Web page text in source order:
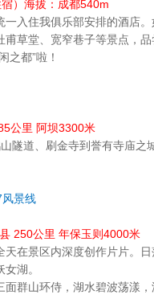
）海拔：成都540m
入住我俱乐部安排的酒店
草堂、宽窄巷子等景点，
之都”啦！
公里 阿坝3300米
隧道、刷金寺到誉有寺庙之
景线
250公里 年保玉则4000米
在景区内深度创作片片。
湖。
群山环侍，湖水碧波荡漾